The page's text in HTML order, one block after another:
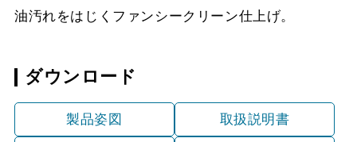
MKP-90530 W ¥14,850（税抜価格 ￥
MKP-90630 BK ¥14,850（税抜価格 ￥
YFP-630 W ¥4,400（税抜価格 ￥
YMKP53-350 W
YMKP53-350 SI ¥9,570（税抜価格 ￥
油汚れをはじくファンシークリーン仕上げ。
ダウンロード
製品姿図 取扱説明書